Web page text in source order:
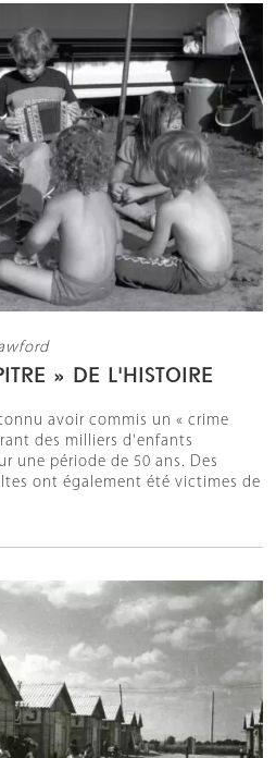
» DE L'HISTOIRE
avoir commis un « crime
des milliers d'enfants
une période de 50 ans. Des
ont également été victimes de